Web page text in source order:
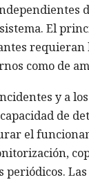
El
como de
y a
de
el